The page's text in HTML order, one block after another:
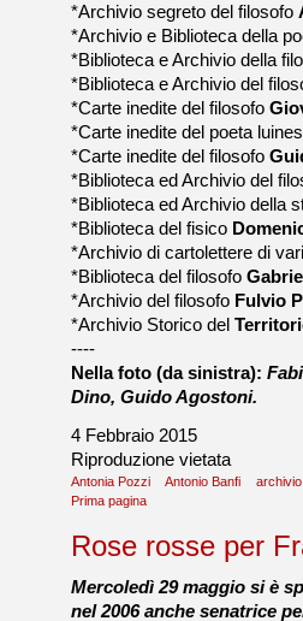
*Archivio segreto del filosofo
*Archivio e Biblioteca della
*Biblioteca e Archivio della
*Biblioteca e Archivio del
*Carte inedite del filosofo
*Carte inedite del poeta
*Carte inedite del filosofo
*Biblioteca ed Archivio del
*Biblioteca ed Archivio della
*Biblioteca del fisico
*Archivio di cartolettere di
*Biblioteca del filosofo
*Archivio del filosofo Fulvio
*Archivio Storico del
----
Nella foto (da sinistra):
Dino, Guido Agostoni.
4 Febbraio 2015
Riproduzione vietata
Antonia Pozzi Antonio Banfi archivio
Prima pagina
Rose rosse per
Mercoledì 29 maggio si è
nel 2006 anche senatrice